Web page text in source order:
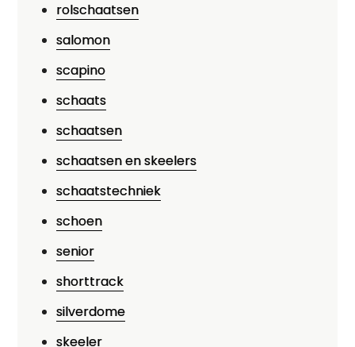
rolschaatsen
salomon
scapino
schaats
schaatsen
schaatsen en skeelers
schaatstechniek
schoen
senior
shorttrack
silverdome
skeeler